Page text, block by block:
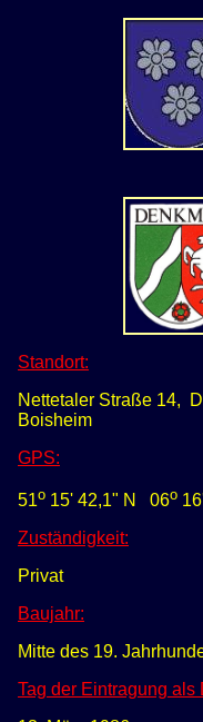
Standort:
Nettetaler Straße 14,
Boisheim
GPS:
51o 15' 42,1" N 06o
Zuständigkeit:
Privat
Baujahr:
Mitte des 19.
Tag der Eintragung als